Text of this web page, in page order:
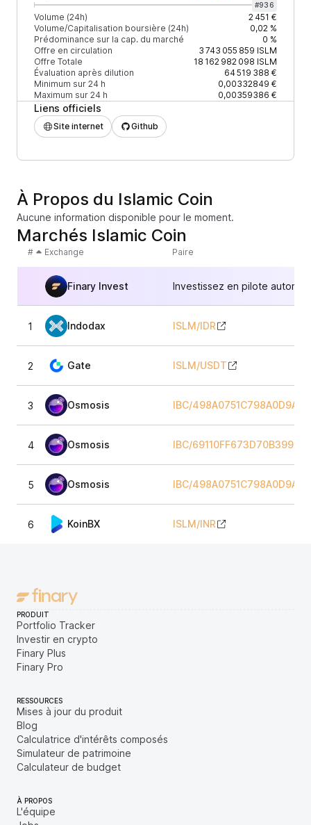
#936
Volume (24h)
2 451 €
Volume/Capitalisation boursière (24h)
0,02 %
Prédominance sur la cap. du marché
0 %
Offre en circulation
3 743 055 859 ISLM
Offre Totale
18 162 982 098 ISLM
Évaluation après dilution
64 519 388 €
Minimum sur 24 h
0,00332849 €
Maximum sur 24 h
0,00359386 €
Liens officiels
Site internet Github
À Propos du Islamic Coin
Aucune information disponible pour le moment.
Marchés Islamic Coin
# Exchange Paire
Finary Invest Investissez en pilote
1 Indodax ISLM/IDR
2 Gate ISLM/USDT
3 Osmosis IBC/
4 Osmosis IBC/
5 Osmosis IBC/
6 KoinBX ISLM/INR
PRODUIT
Portfolio Tracker
Investir en crypto
Finary Plus
Finary Pro
RESSOURCES
Mises à jour du produit
Blog
Calculatrice d'intérêts composés
Simulateur de patrimoine
Calculateur de budget
À PROPOS
L'équipe